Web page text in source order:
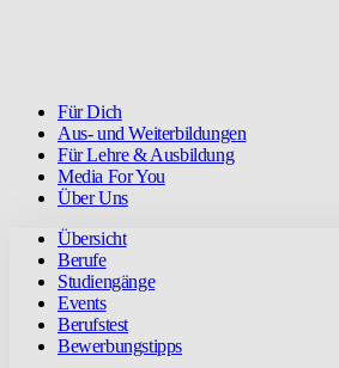
Für Dich
Aus- und Weiterbildungen
Für Lehre & Ausbildung
Media For You
Über Uns
Übersicht
Berufe
Studiengänge
Events
Berufstest
Bewerbungstipps